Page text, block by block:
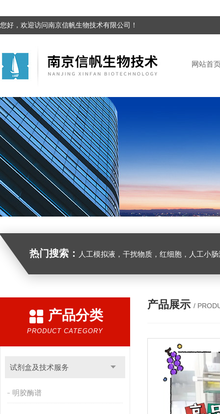
您好，欢迎访问南京信帆生物技术有限公司！
网站首
热门搜索： 人工模拟液，干扰物质，红细胞，人工小
产品分类
PRODUCT CATEGORY
试剂盒及技术服务
明胶酶谱
产品展示 /